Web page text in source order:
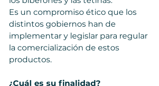
Es un compromiso ético que los
distintos gobiernos han de
implementar y legislar para regular
la comercialización de estos
productos.
¿Cuál es su finalidad?